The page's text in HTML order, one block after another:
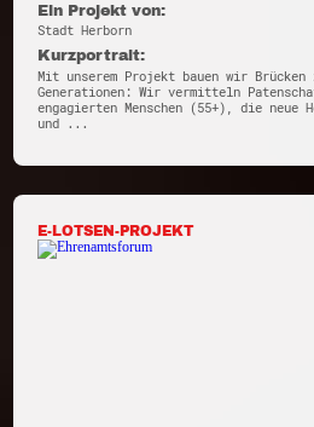
Ein Projekt von:
Stadt Herborn
Kurzportrait:
Mit unserem Projekt bauen wir Brücken
Generationen: Wir vermitteln
engagierten Menschen (55+), die neue
und ...
E-LOTSEN-PROJEKT